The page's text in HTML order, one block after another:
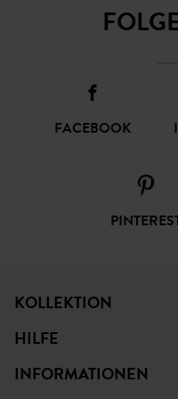
FACEBOOK
KOLLEKTION
HILFE
INFORMATIONEN